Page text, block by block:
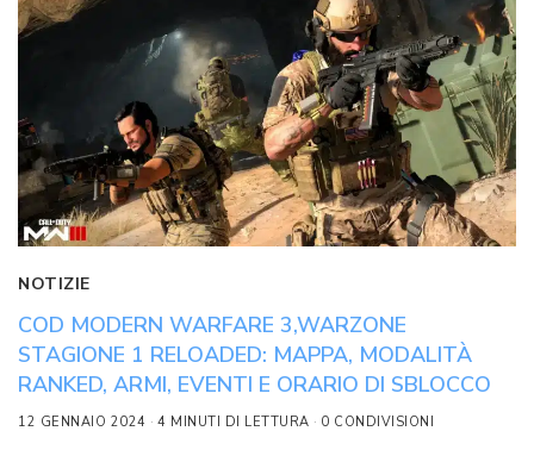
NOTIZIE
COD MODERN WARFARE 3,WARZONE
STAGIONE 1 RELOADED: MAPPA, MODALITÀ
RANKED, ARMI, EVENTI E ORARIO DI SBLOCCO
12 GENNAIO 2024 4 MINUTI DI LETTURA 0 CONDIVISIONI